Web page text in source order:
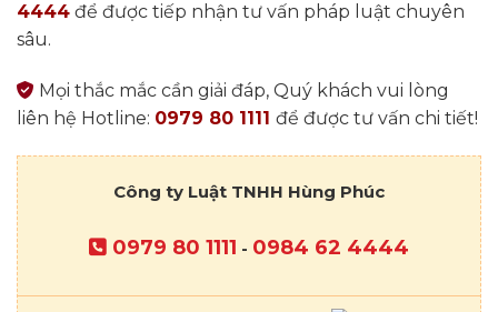
4444 để được tiếp nhận tư vấn pháp luật chuyên
sâu.
Mọi thắc mắc cần giải đáp, Quý khách vui lòng
liên hệ Hotline: 0979 80 1111 để được tư vấn chi tiết!
Công ty Luật TNHH Hùng Phúc
0979 80 1111 - 0984 62 4444